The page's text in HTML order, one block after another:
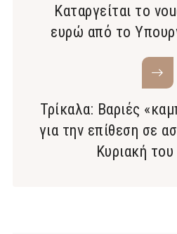
Καταργείται το
ευρώ από το
Τρίκαλα: Βαριές
για την επίθεση σε
Κυριακή